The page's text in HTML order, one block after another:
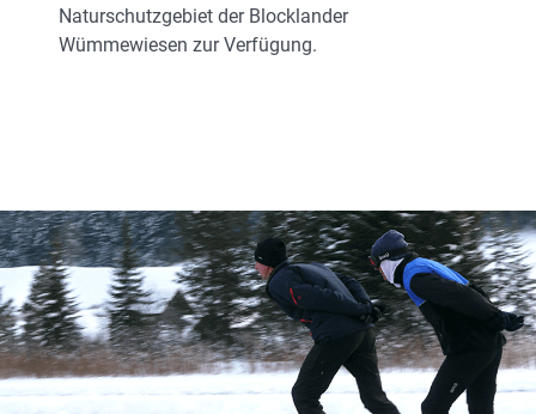
Naturschutzgebiet der Blocklander
Wümmewiesen zur Verfügung.